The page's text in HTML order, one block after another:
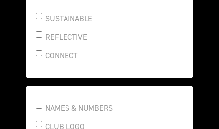
SUSTAINABLE
REFLECTIVE
CONNECT
NAMES & NUMBERS
CLUB LOGO